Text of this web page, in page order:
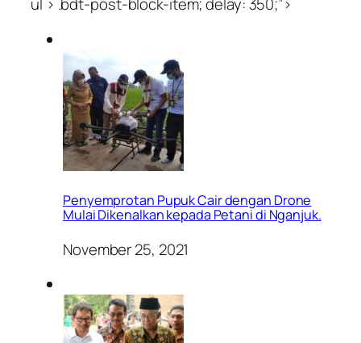
Penyemprotan Pupuk Cair dengan Drone
Mulai Dikenalkan kepada Petani di Nganjuk.
November 25, 2021